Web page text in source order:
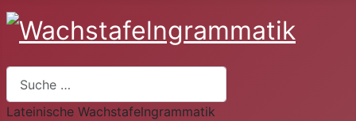
Lateinische Wachstafelngrammatik
Infinitiv